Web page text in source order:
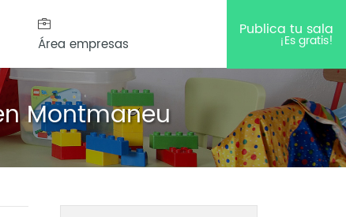
Área empresas
Publica tu sala
¡Es gratis!
Montmaneu